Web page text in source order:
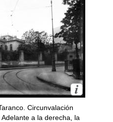
Circunvalación
a la derecha, la